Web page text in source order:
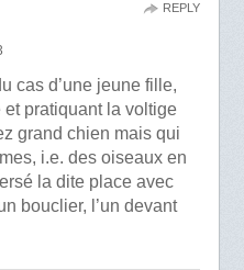
cas d’une jeune fille,
pratiquant la voltige
grand chien mais qui
i.e. des oiseaux en
la dite place avec
bouclier, l’un devant
REPLY